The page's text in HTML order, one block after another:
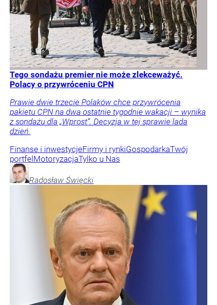
Tego sondażu premier nie może zlekceważyć.
Polacy o przywróceniu CPN
Prawie dwie trzecie Polaków chce przywrócenia
pakietu CPN na dwa ostatnie tygodnie wakacji – wynika
z sondażu dla „Wprost”. Decyzja w tej sprawie lada
dzień.
Finanse i inwestycjeFirmy i rynkiGospodarkaTwój
portfelMotoryzacjaTylko u Nas
Radosław Święcki